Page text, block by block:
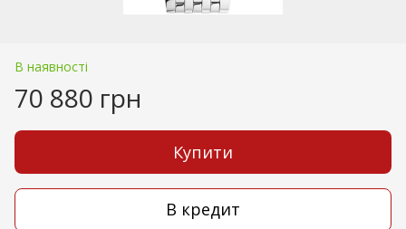
В наявності
70 880 грн
Купити
В кредит